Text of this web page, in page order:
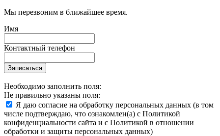
Мы перезвоним в ближайшее время.
Имя
Контактный телефон
Записаться
Необходимо заполнить поля:
Не правильно указаны поля:
Я даю согласие на обработку персональных данных (в том
числе подтверждаю, что ознакомлен(а) с Политикой
конфиденциальности сайта и с Политикой в отношении
обработки и защиты персональных данных)